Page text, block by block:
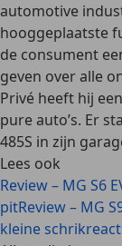
automotive
hooggeplaatste
de consument
geven over alle
Privé heeft hij
pure auto’s. Er
485S in zijn
Lees ook
Review – MG S6
pitReview – MG
kleine